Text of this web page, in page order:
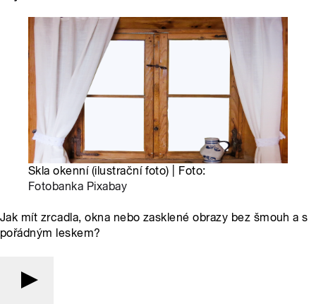
Skla okenní (ilustrační foto) | Foto:
Fotobanka Pixabay
Jak mít zrcadla, okna nebo zasklené obrazy bez šmouh a s
pořádným leskem?